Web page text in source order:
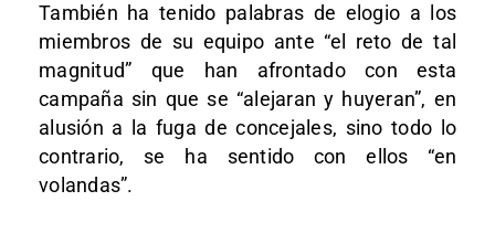
También ha tenido palabras de elogio a los
miembros de su equipo ante “el reto de tal
magnitud” que han afrontado con esta
campaña sin que se “alejaran y huyeran”, en
alusión a la fuga de concejales, sino todo lo
contrario, se ha sentido con ellos “en
volandas”.